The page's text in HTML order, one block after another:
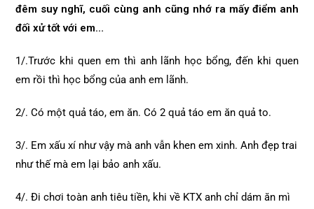
đêm suy nghĩ, cuối cùng anh cũng nhớ ra mấy điểm anh
đối xử tốt với em…
1/.Trước khi quen em thì anh lãnh học bổng, đến khi quen
em rồi thì học bổng của anh em lãnh.
2/. Có một quả táo, em ăn. Có 2 quả táo em ăn quả to.
3/. Em xấu xí như vậy mà anh vẫn khen em xinh. Anh đẹp trai
như thế mà em lại bảo anh xấu.
4/. Đi chơi toàn anh tiêu tiền, khi về KTX anh chỉ dám ăn mì